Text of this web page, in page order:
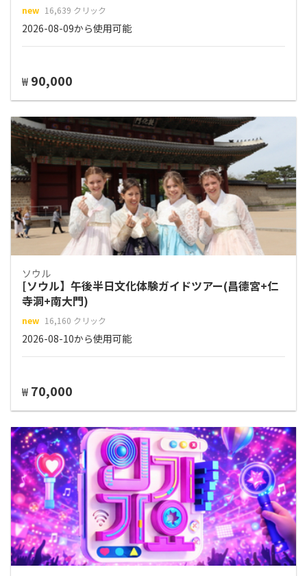
new 16,639 クリック
2026-08-09から使用可能
₩ 90,000
ソウル
[ソウル】午後半日文化体験ガイドツアー(昌德宮+仁
寺洞+南大門)
new 16,160 クリック
2026-08-10から使用可能
₩ 70,000